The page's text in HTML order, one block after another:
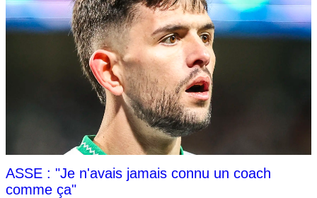
ASSE : "Je n'avais jamais connu un coach
comme ça"